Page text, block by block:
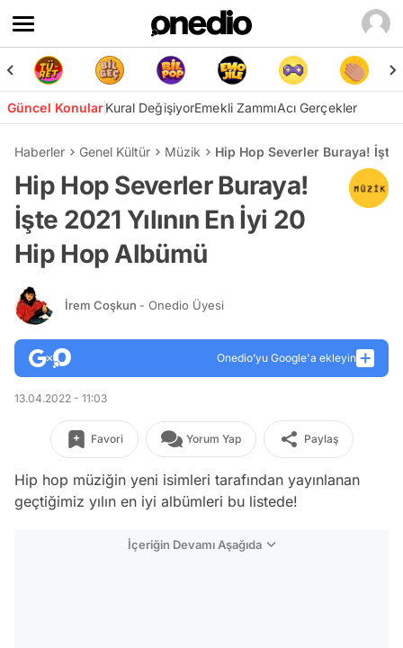
Güncel KonularKural DeğişiyorEmekli ZammıAcı Gerçekler
Haberler Genel Kültür Müzik Hip Hop Severler Buraya! İşte
Hip Hop Severler Buraya!
İşte 2021 Yılının En İyi 20
Hip Hop Albümü
İrem Coşkun - Onedio Üyesi
Onedio’yu Google'a ekleyin
13.04.2022 - 11:03
Favori Yorum Yap Paylaş
Hip hop müziğin yeni isimleri tarafından yayınlanan
geçtiğimiz yılın en iyi albümleri bu listede!
İçeriğin Devamı Aşağıda